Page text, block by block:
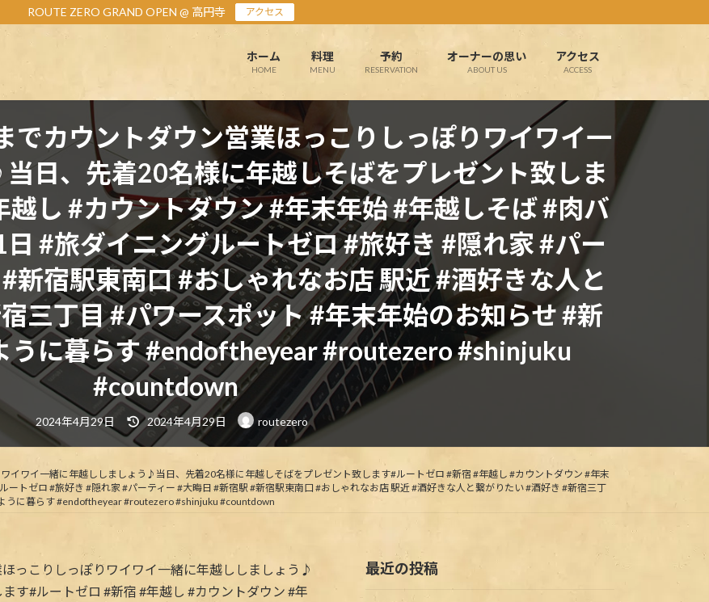
ROUTE ZERO GRAND OPEN @ 高円寺 アクセス
ホーム
HOME
料理
MENU
予約
RESERVATION
オーナーの思い
ABOUT US
アクセス
ACCESS
カウントダウン営業ほっこりしっぽりワイワイ一
日、先着20名様に年越しそばをプレゼント致しま
し #カウントダウン #年末年始 #年越しそば #肉バ
#旅ダイニングルートゼロ #旅好き #隠れ家 #パー
新宿駅東南口 #おしゃれなお店 駅近 #酒好きな人と
三丁目 #パワースポット #年末年始のお知らせ #新
うに暮らす #endoftheyear #routezero #shinjuku
#countdown
2024年4月29日
最
終
更
新
時
:
2024年4月29日 routezero
イワイ一緒に年越ししましょう♪当日、先着20名様に年越しそばをプレゼント致します#ルートゼロ #新宿 #年越し #カウントダウン #年末
トゼロ #旅好き #隠れ家 #パーティー #大晦日 #新宿駅 #新宿駅東南口 #おしゃれなお店 駅近 #酒好きな人と繋がりたい #酒好き #新宿三丁
うに暮らす #endoftheyear #routezero #shinjuku #countdown
最近の投稿